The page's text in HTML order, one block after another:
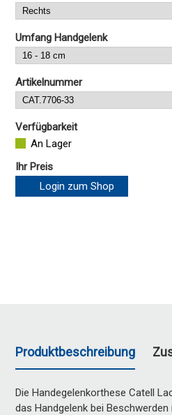
Umfang Handgelenk
Artikelnummer
Verfügbarkeit
An Lager
Ihr Preis
Login zum Shop
Produktbeschreibung
Die Handegelenkorthese Catell
das Handgelenk bei Beschwerden